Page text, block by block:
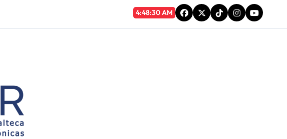
Accionan para revocar beneficio a Benedicto Lucas García
4:48:31 AM